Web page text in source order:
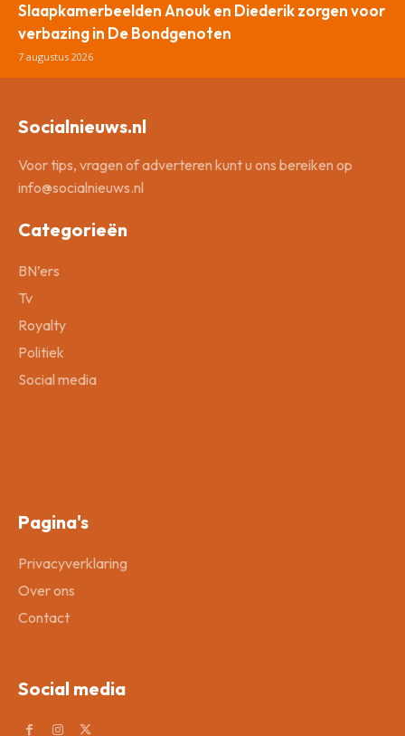
Slaapkamerbeelden Anouk en Diederik zorgen voor
verbazing in De Bondgenoten
7 augustus 2026
Socialnieuws.nl
Voor tips, vragen of adverteren kunt u ons bereiken op
info@socialnieuws.nl
Categorieën
BN’ers
Tv
Royalty
Politiek
Social media
Pagina's
Privacyverklaring
Over ons
Contact
Social media